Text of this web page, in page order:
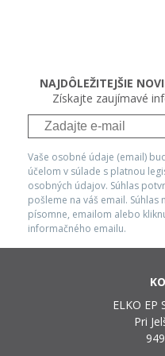
NAJDÔLEŽITEJŠIE
Získajte zaujímavé
Vaše osobné údaje (email)
účelom v súlade s platnou
osobných údajov. Súhlas
pošleme na váš email.
písomne, emailom alebo
informačného emailu.
ELKO EP
Pri